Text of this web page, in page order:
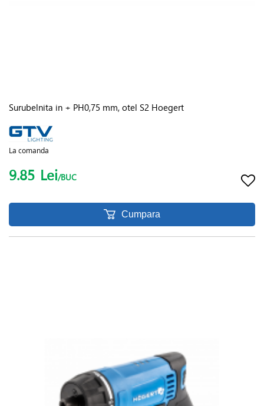
Surubelnita in + PH0,75 mm, otel S2 Hoegert
La comanda
9.85 Lei/BUC
Cumpara